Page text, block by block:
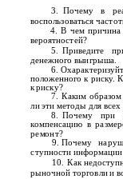
3. Почему в
воспользоваться
4. В чем причина
вероятностей?
5.
Приведите
денежного выигрыша.
6.
положенного к риску.
к риску?
7. Каким
ли эти методы для всех
8. Почему при
компенсацию в
ремонт?
9. Почему
ступности информации
10. Как
рыночной торговли и